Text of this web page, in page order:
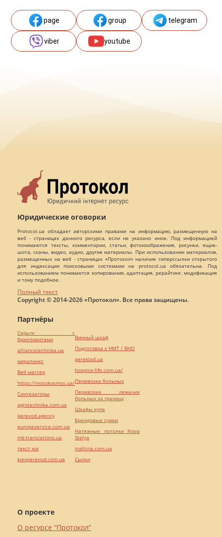
page group telegram
viber youtube
Юридические оговорки
Protocol.ua обладает авторскими правами на информацию, размещенную на
веб - страницах данного ресурса, если не указано иное. Под информацией
понимаются тексты, комментарии, статьи, фотоизображения, рисунки, ящик-
шота, сканы, видео, аудио, другие материалы. При использовании материалов,
размещенных на веб - страницах «Протокол» наличие гиперссылки открытого
для индексации поисковыми системами на protocol.ua обязательна. Под
использованием понимается копирования, адаптация, рерайтинг, модификация
и тому подобное.
Полный текст
Copyright © 2014-2026 «Протокол». Все права защищены.
О проекте
О ресурсе “Протокол”
Партнёры
Серьги с
бриллиантами
alliancetechnika.ua
миралинкс
Веб мастер
https://motokosmos.ua/
Синтезаторы
agrotechnika.com.ua
perevod.agency
europeservice.com.ua
mk-translations.ua
текст юа
kievperevod.com.ua
Винный шкаф
Подготовка к НМТ / ВНО
pereklad.ua
hospice-life.com.ua/
Перевозка больных
Перевозка лежачих
больных за границу
Шкафы купе
Брендовые сумки
Натяжные потолки Nova
Stelya
maltina.com.ua
Cылки